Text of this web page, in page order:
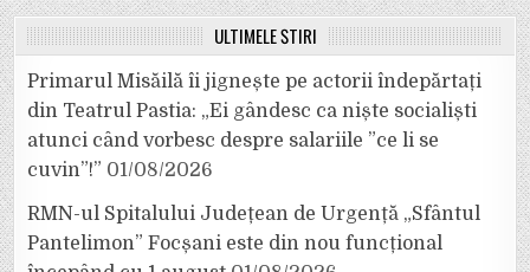
ULTIMELE ȘTIRI
Primarul Misăilă îi jignește pe actorii îndepărtați
din Teatrul Pastia: „Ei gândesc ca niște socialiști
atunci când vorbesc despre salariile ”ce li se
cuvin”!” 01/08/2026
RMN-ul Spitalului Județean de Urgență „Sfântul
Pantelimon” Focșani este din nou funcțional